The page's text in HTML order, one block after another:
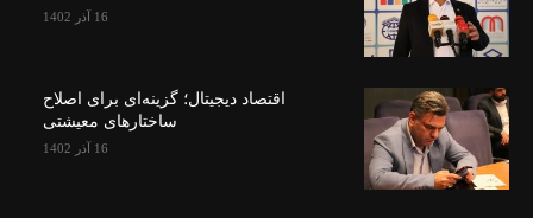
16 آذر 1402
اقتصاد دیجیتال؛ گزینه‌ای برای اصلاح
ساختارهای معیشتی
16 آذر 1402